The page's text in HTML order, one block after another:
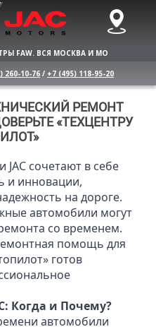
FAW. ВСЯ МОСКВА И МО
260-10-76 / +7 (495) 118-95-20
РЕМОНТ
«ТЕХЦЕНТРУ
сочетают в себе
и инновации,
на дороге.
автомобили могут
со временем.
помощь для
готов
Когда и Почему?
автомобили